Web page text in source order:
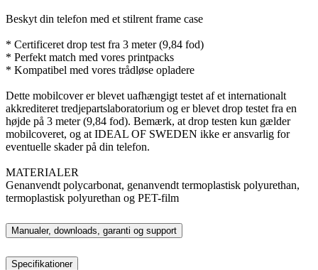
Beskyt din telefon med et stilrent frame case
* Certificeret drop test fra 3 meter (9,84 fod)
* Perfekt match med vores printpacks
* Kompatibel med vores trådløse opladere
Dette mobilcover er blevet uafhængigt testet af et internationalt
akkrediteret tredjepartslaboratorium og er blevet drop testet fra en
højde på 3 meter (9,84 fod). Bemærk, at drop testen kun gælder
mobilcoveret, og at IDEAL OF SWEDEN ikke er ansvarlig for
eventuelle skader på din telefon.
MATERIALER
Genanvendt polycarbonat, genanvendt termoplastisk polyurethan,
termoplastisk polyurethan og PET-film
Manualer, downloads, garanti og support
Specifikationer